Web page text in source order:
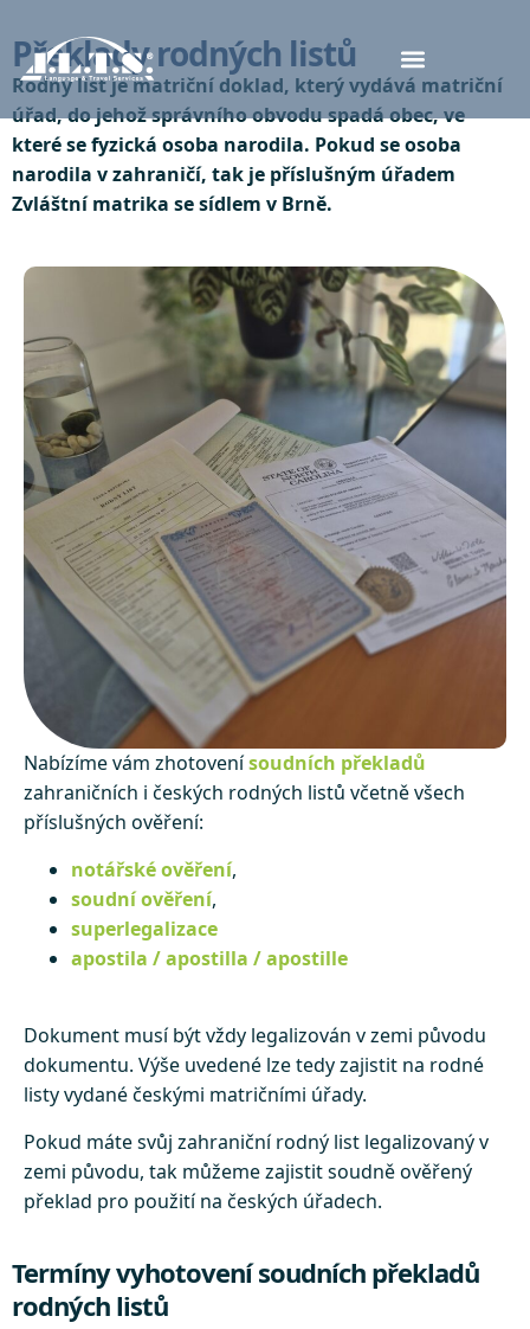
Překlady rodných listů
Rodný list je matriční doklad, který vydává matriční
úřad, do jehož správního obvodu spadá obec, ve
které se fyzická osoba narodila. Pokud se osoba
narodila vzahraničí, tak je příslušným úřadem
Zvláštní matrika se sídlem v Brně.
Nabízíme vám zhotovenísoudních překladů
zahraničních i českých rodných listů včetně všech
příslušných ověření:
notářské ověření,
soudní ověření,
superlegalizace
apostila / apostilla / apostille
Dokument musí být vždy legalizován v zemi původu
dokumentu. Výše uvedené lze tedy zajistit na rodné
listy vydané českými matričními úřady.
Pokud máte svůj zahraniční rodný list legalizovaný v
zemi původu, tak můžeme zajistit soudně ověřený
překlad pro použití na českých úřadech.
Termíny vyhotovení soudních překladů
rodných listů